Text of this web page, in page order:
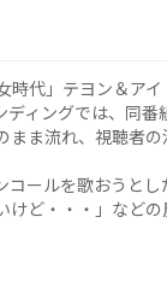
時代」テヨン＆ア
ディングでは、同
まま流れ、視聴者
コールを歌おうと
けど・・・」など